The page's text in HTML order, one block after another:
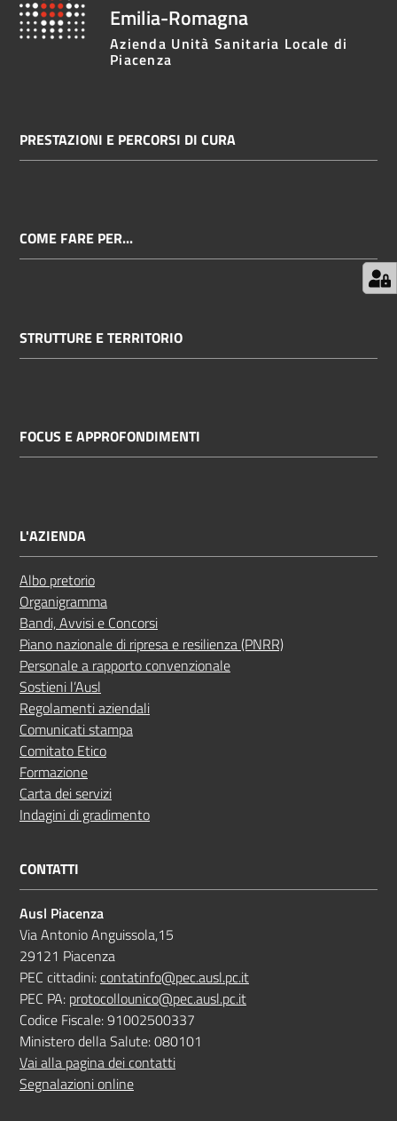
Emilia-Romagna
Azienda Unità Sanitaria Locale di
Piacenza
PRESTAZIONI E PERCORSI DI CURA
COME FARE PER...
STRUTTURE E TERRITORIO
FOCUS E APPROFONDIMENTI
L'AZIENDA
Albo pretorio
Organigramma
Bandi, Avvisi e Concorsi
Piano nazionale di ripresa e resilienza (PNRR)
Personale a rapporto convenzionale
Sostieni l’Ausl
Regolamenti aziendali
Comunicati stampa
Comitato Etico
Formazione
Carta dei servizi
Indagini di gradimento
CONTATTI
Ausl Piacenza
Via Antonio Anguissola,15
29121 Piacenza
PEC cittadini:contatinfo@pec.ausl.pc.it
PEC PA: protocollounico@pec.ausl.pc.it
Codice Fiscale: 91002500337
Ministero della Salute: 080101
Vai alla pagina dei contatti
Segnalazioni online